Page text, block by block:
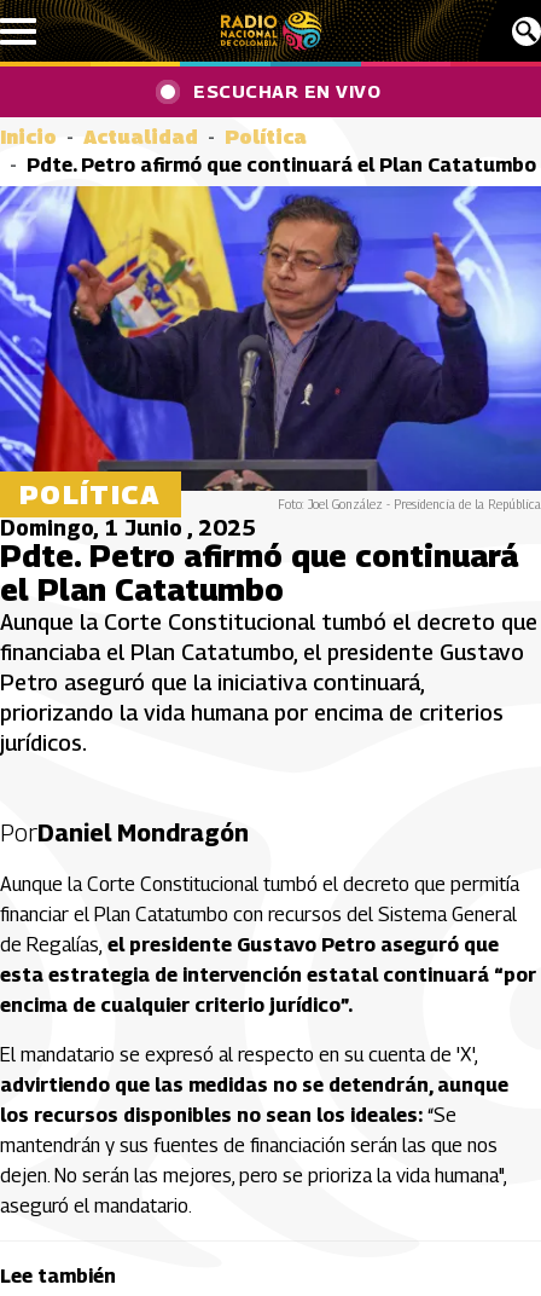
Pasar al contenido principal
ESCUCHAR EN VIVO
Inicio Actualidad
Política
Pdte. Petro afirmó que continuará el Plan Catatumbo
POLÍTICA Foto: Joel González - Presidencia de la República
Domingo, 1 Junio , 2025
Pdte. Petro afirmó que continuará
el Plan Catatumbo
Aunque la Corte Constitucional tumbó el decreto que
financiaba el Plan Catatumbo, el presidente Gustavo
Petro aseguró que la iniciativa continuará,
priorizando la vida humana por encima de criterios
jurídicos.
PorDaniel Mondragón
Aunque la Corte Constitucional tumbó el decreto que permitía
financiar el Plan Catatumbo con recursos del Sistema General
de Regalías, el presidente Gustavo Petro aseguró que
esta estrategia de intervención estatal continuará “por
encima de cualquier criterio jurídico”.
El mandatario se expresó al respecto en su cuenta de 'X',
advirtiendo que las medidas no se detendrán, aunque
los recursos disponibles no sean los ideales: “Se
mantendrán y sus fuentes de financiación serán las que nos
dejen. No serán las mejores, pero se prioriza la vida humana",
aseguró el mandatario.
Lee también